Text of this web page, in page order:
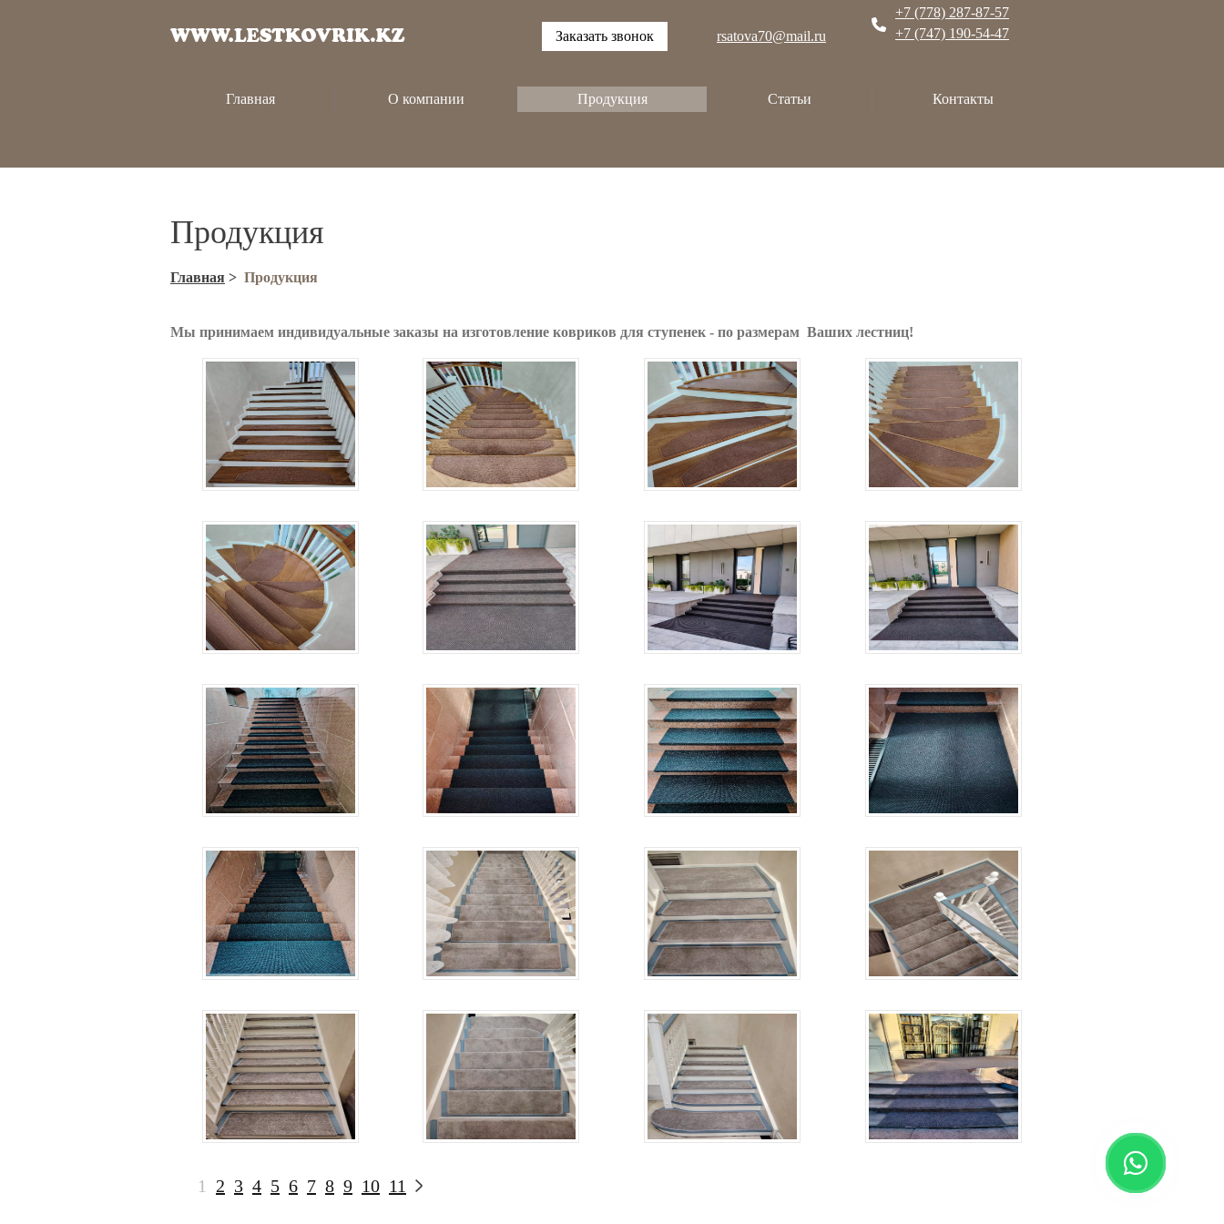
+7 (778) 287-87-57
+7 (747) 190-54-47
Заказать звонок rsatova70@mail.ru
Главная О компании Продукция Статьи Контакты
Продукция
Главная > Продукция
Мы принимаем индивидуальные заказы на изготовление ковриков для ступенек - по размерам Ваших лестниц!
1 2 3 4 5 6 7 8 9 10 11